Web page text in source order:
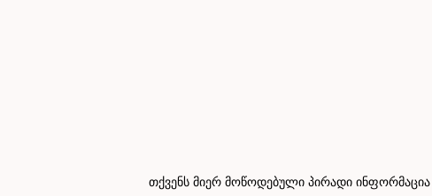
თქვენს მიერ მოწოდებული პირადი ინფორმაცია